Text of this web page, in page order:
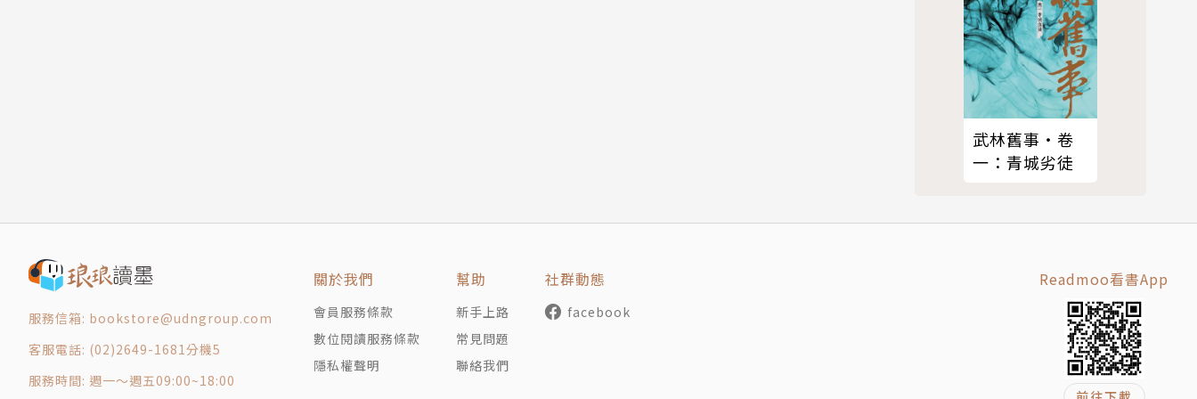
23
25
27
28
29
武林舊事‧卷
一：青城劣徒
服務信箱: bookstore@udngroup.com
客服電話: (02)2649-1681分機5
服務時間: 週一～週五09:00~18:00
關於我們
會員服務條款
數位閱讀服務條款
隱私權聲明
幫助
新手上路
常見問題
聯絡我們
社群動態
facebook
Readmoo看書App